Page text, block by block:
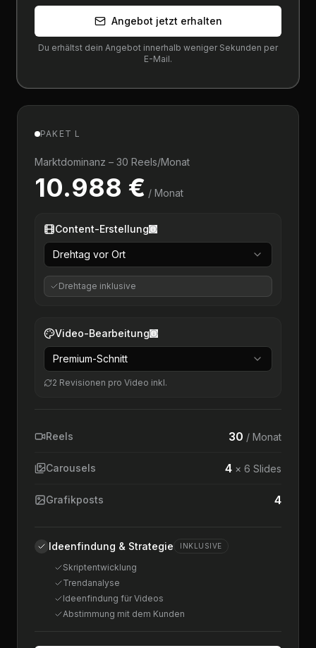
Angebot jetzt erhalten
Du erhältst dein Angebot innerhalb weniger Sekunden per
E-Mail.
PAKET L
Marktdominanz – 30 Reels/Monat
10.988 € / Monat
Content-Erstellung
Drehtag vor Ort
Drehtage inklusive
Video-Bearbeitung
Premium-Schnitt
2 Revisionen pro Video inkl.
Reels 30 / Monat
Carousels 4 × 6 Slides
Grafikposts 4
Ideenfindung & Strategie INKLUSIVE
Skriptentwicklung
Trendanalyse
Ideenfindung für Videos
Abstimmung mit dem Kunden